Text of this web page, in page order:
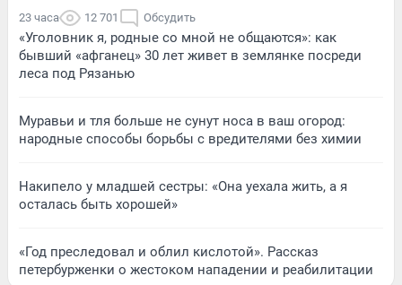
23 часа 12 701 Обсудить
«Уголовник я, родные со мной не общаются»: как
бывший «афганец» 30 лет живет в землянке посреди
леса под Рязанью
Муравьи и тля больше не сунут носа в ваш огород:
народные способы борьбы с вредителями без химии
Накипело у младшей сестры: «Она уехала жить, а я
осталась быть хорошей»
«Год преследовал и облил кислотой». Рассказ
петербурженки о жестоком нападении и реабилитации